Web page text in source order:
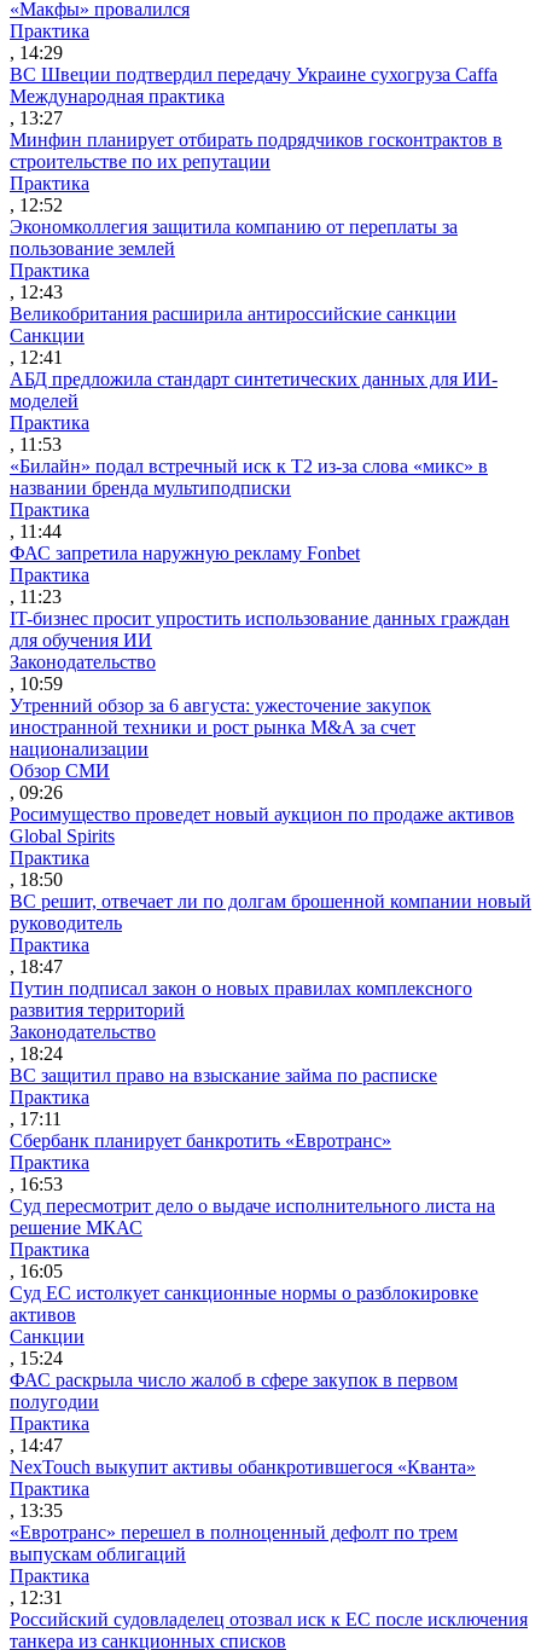
«Макфы» провалился
Практика
, 14:29
ВС Швеции подтвердил передачу Украине сухогруза Caffa
Международная практика
, 13:27
Минфин планирует отбирать подрядчиков госконтрактов в
строительстве по их репутации
Практика
, 12:52
Экономколлегия защитила компанию от переплаты за
пользование землей
Практика
, 12:43
Великобритания расширила антироссийские санкции
Санкции
, 12:41
АБД предложила стандарт синтетических данных для ИИ-
моделей
Практика
, 11:53
«Билайн» подал встречный иск к Т2 из-за слова «микс» в
названии бренда мультиподписки
Практика
, 11:44
ФАС запретила наружную рекламу Fonbet
Практика
, 11:23
IT-бизнес просит упростить использование данных граждан
для обучения ИИ
Законодательство
, 10:59
Утренний обзор за 6 августа: ужесточение закупок
иностранной техники и рост рынка M&A за счет
национализации
Обзор СМИ
, 09:26
Росимущество проведет новый аукцион по продаже активов
Global Spirits
Практика
, 18:50
ВС решит, отвечает ли по долгам брошенной компании новый
руководитель
Практика
, 18:47
Путин подписал закон о новых правилах комплексного
развития территорий
Законодательство
, 18:24
ВС защитил право на взыскание займа по расписке
Практика
, 17:11
Сбербанк планирует банкротить «Евротранс»
Практика
, 16:53
Суд пересмотрит дело о выдаче исполнительного листа на
решение МКАС
Практика
, 16:05
Суд ЕС истолкует санкционные нормы о разблокировке
активов
Санкции
, 15:24
ФАС раскрыла число жалоб в сфере закупок в первом
полугодии
Практика
, 14:47
NexTouch выкупит активы обанкротившегося «Кванта»
Практика
, 13:35
«Евротранс» перешел в полноценный дефолт по трем
выпускам облигаций
Практика
, 12:31
Российский судовладелец отозвал иск к ЕС после исключения
танкера из санкционных списков